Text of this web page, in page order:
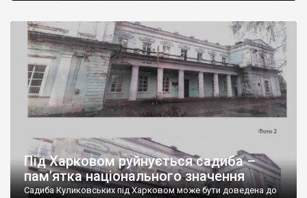
років він руйнується, хоча має власника-іноземця. Той
мешкає в Британії, а коштів на ремонт, як виявилося, не має.
Палац збудований львівським архітектором Юліаном
Захаревичем. Реї мешкали тут до початку Другої Світової
війни. Останній граф – Людовік – емігрував […]
Під Харковом руйнується садиба –
пам’ятка національного значення
Садиба Куликовських під Харковом може бути доведена до